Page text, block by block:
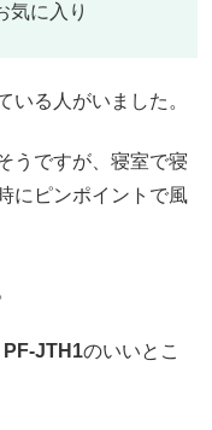
気に入り
いる人がいました。
うですが、寝室で寝
にピンポイントで風
PF-JTH1のいいとこ